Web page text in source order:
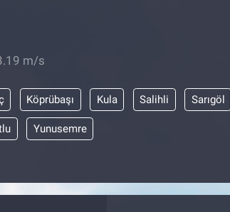
m/s
Köprübaşı Kula Salihli Sarıgöl
Yunusemre